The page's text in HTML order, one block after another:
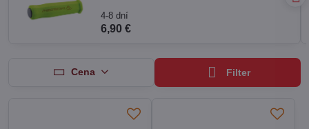
4-8 dní
6,90 €
Cena Filter